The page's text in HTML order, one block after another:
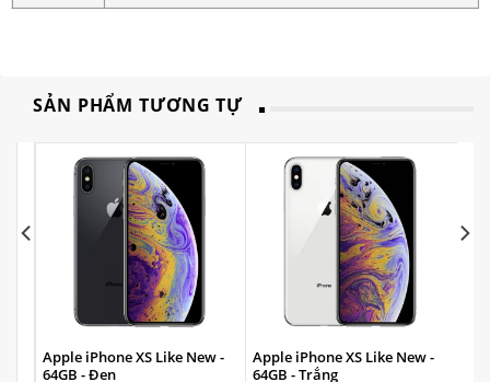
SẢN PHẨM TƯƠNG TỰ
Apple iPhone XS Like New -
64GB - Đen
Apple iPhone XS Like New -
64GB - Trắng